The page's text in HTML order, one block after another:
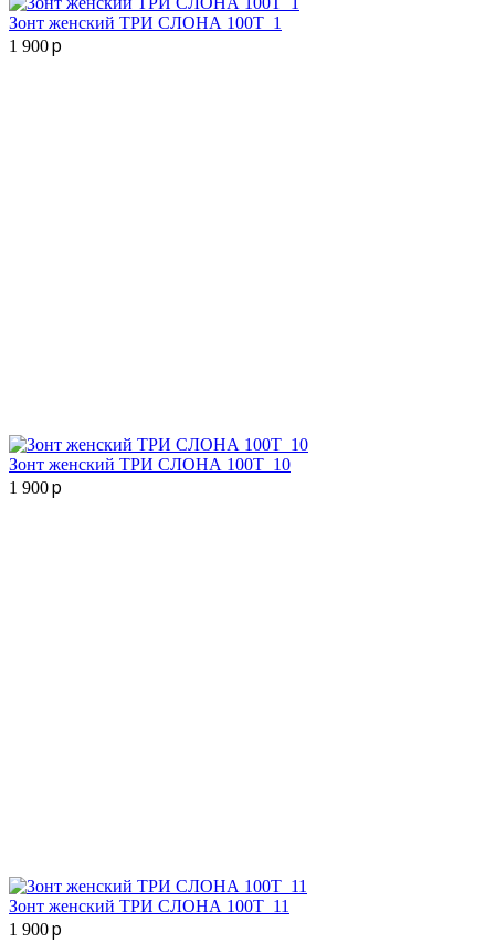
Зонт женский ТРИ СЛОНА 100T_1
1 900p
Зонт женский ТРИ СЛОНА 100T_10
1 900p
Зонт женский ТРИ СЛОНА 100T_11
1 900p